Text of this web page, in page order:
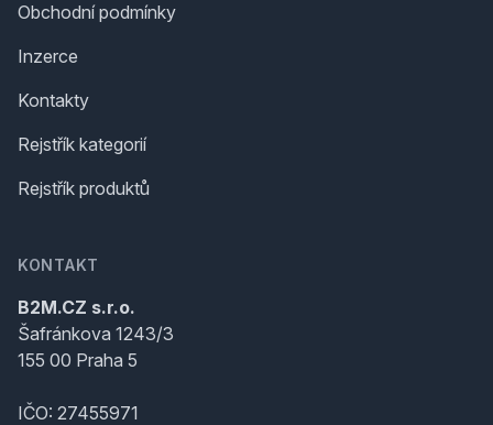
Obchodní podmínky
Inzerce
Kontakty
Rejstřík kategorií
Rejstřík produktů
KONTAKT
B2M.CZ s.r.o.
Šafránkova 1243/3
155 00 Praha 5
IČO: 27455971